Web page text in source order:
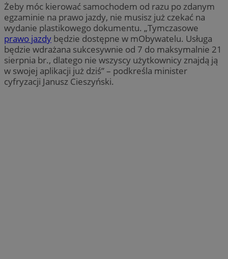
Żeby móc kierować samochodem od razu po zdanym
egzaminie na prawo jazdy, nie musisz już czekać na
wydanie plastikowego dokumentu. „Tymczasowe
prawo jazdy będzie dostępne w mObywatelu. Usługa
będzie wdrażana sukcesywnie od 7 do maksymalnie 21
sierpnia br., dlatego nie wszyscy użytkownicy znajdą ją
w swojej aplikacji już dziś” – podkreśla minister
cyfryzacji Janusz Cieszyński.